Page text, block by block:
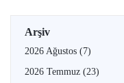
Arşiv
2026 Ağustos (7)
2026 Temmuz (23)